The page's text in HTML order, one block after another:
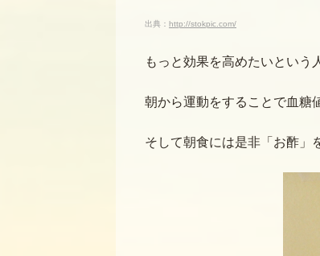
出典： http://stokpic.com/
もっと効果を高めたいという
朝から運動をすることで血糖
そして朝食には是非「お酢」